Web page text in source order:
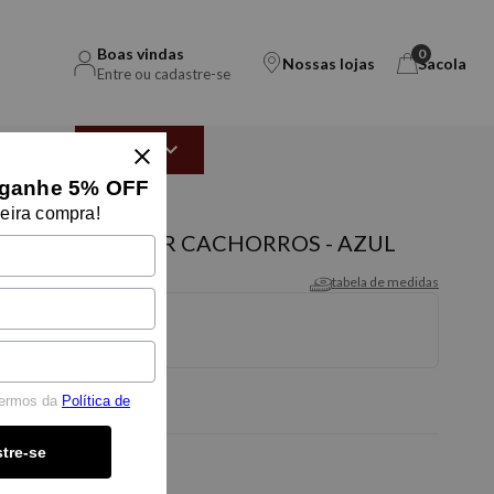
Boas vindas
Entre ou cadastre-se
Nossas lojas
0
Sacola
OUTLET
POINTER CACHORROS - AZUL
tabela de medidas
5% OFF
compra!
da Política de
se